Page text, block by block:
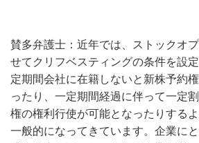
賛多弁護士：近年では、ストックオ
せてクリフベスティングの条件を設
定期間会社に在籍しないと新株予約
ったり、一定期間経過に伴って一定
権の権利行使が可能となったりする
一般的になってきています。企業に